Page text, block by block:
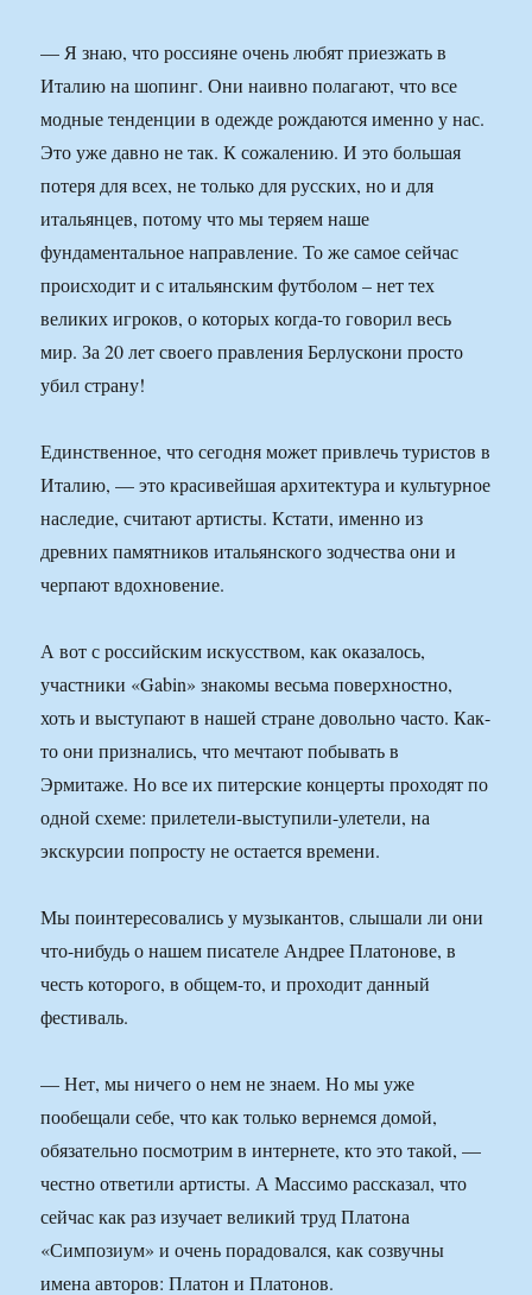
— Я знаю, что россияне очень любят приезжать в
Италию на шопинг. Они наивно полагают, что все
модные тенденции в одежде рождаются именно у нас.
Это уже давно не так. К сожалению. И это большая
потеря для всех, не только для русских, но и для
итальянцев, потому что мы теряем наше
фундаментальное направление. То же самое сейчас
происходит и с итальянским футболом – нет тех
великих игроков, о которых когда-то говорил весь
мир. За 20 лет своего правления Берлускони просто
убил страну!
Единственное, что сегодня может привлечь туристов в
Италию, — это красивейшая архитектура и культурное
наследие, считают артисты. Кстати, именно из
древних памятников итальянского зодчества они и
черпают вдохновение.
А вот с российским искусством, как оказалось,
участники «Gabin» знакомы весьма поверхностно,
хоть и выступают в нашей стране довольно часто. Как-
то они признались, что мечтают побывать в
Эрмитаже. Но все их питерские концерты проходят по
одной схеме: прилетели-выступили-улетели, на
экскурсии попросту не остается времени.
Мы поинтересовались у музыкантов, слышали ли они
что-нибудь о нашем писателе Андрее Платонове, в
честь которого, в общем-то, и проходит данный
фестиваль.
— Нет, мы ничего о нем не знаем. Но мы уже
пообещали себе, что как только вернемся домой,
обязательно посмотрим в интернете, кто это такой, —
честно ответили артисты. А Массимо рассказал, что
сейчас как раз изучает великий труд Платона
«Симпозиум» и очень порадовался, как созвучны
имена авторов: Платон и Платонов.